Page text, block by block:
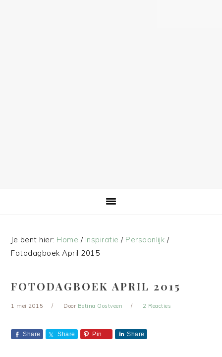
Je bent hier: Home / Inspiratie / Persoonlijk /
Fotodagboek April 2015
FOTODAGBOEK APRIL 2015
1 mei 2015 Door Betina Oostveen 2 Reacties
Share Share Pin Share